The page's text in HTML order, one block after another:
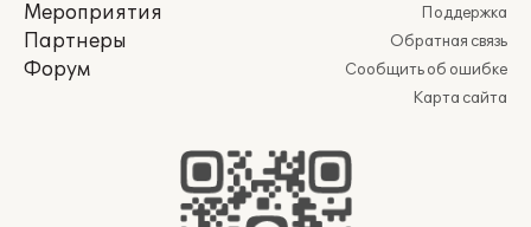
Мероприятия
Партнеры
Форум
Поддержка
Обратная связь
Сообщить об ошибке
Карта сайта